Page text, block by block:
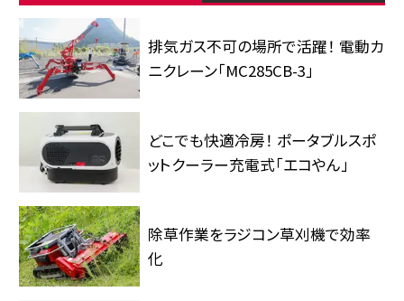
排気ガス不可の場所で活躍！ 電動カ
ニクレーン「MC285CB-3」
どこでも快適冷房！ ポータブルスポ
ットクーラー充電式「エコやん」
除草作業をラジコン草刈機で効率
化